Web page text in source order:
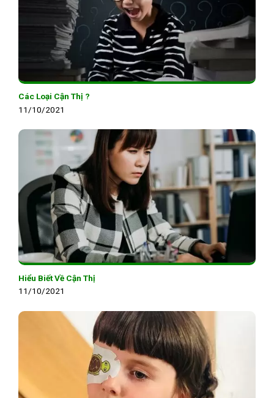
Các Loại Cận Thị ?
11/10/2021
Hiểu Biết Về Cận Thị
11/10/2021